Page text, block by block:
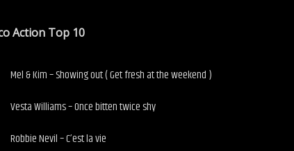
Action Top 10
Mel & Kim – Showing out ( Get fresh at the weekend )
Vesta Williams – Once bitten twice shy
Robbie Nevil – C’est la vie